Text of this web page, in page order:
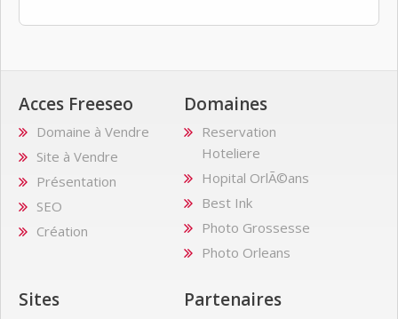
Acces Freeseo
Domaine à Vendre
Site à Vendre
Présentation
SEO
Création
Domaines
Reservation
Hoteliere
Hopital OrlÃ©ans
Best Ink
Photo Grossesse
Photo Orleans
Sites Partenaires